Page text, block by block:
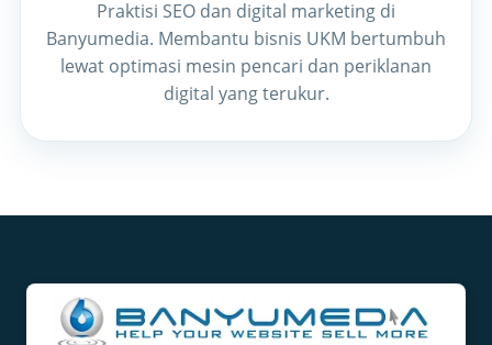
Praktisi SEO dan digital marketing di
Banyumedia. Membantu bisnis UKM bertumbuh
lewat optimasi mesin pencari dan periklanan
digital yang terukur.